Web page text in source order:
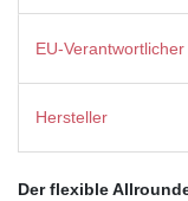
EU-Verantwortlicher
Hersteller
Der flexible